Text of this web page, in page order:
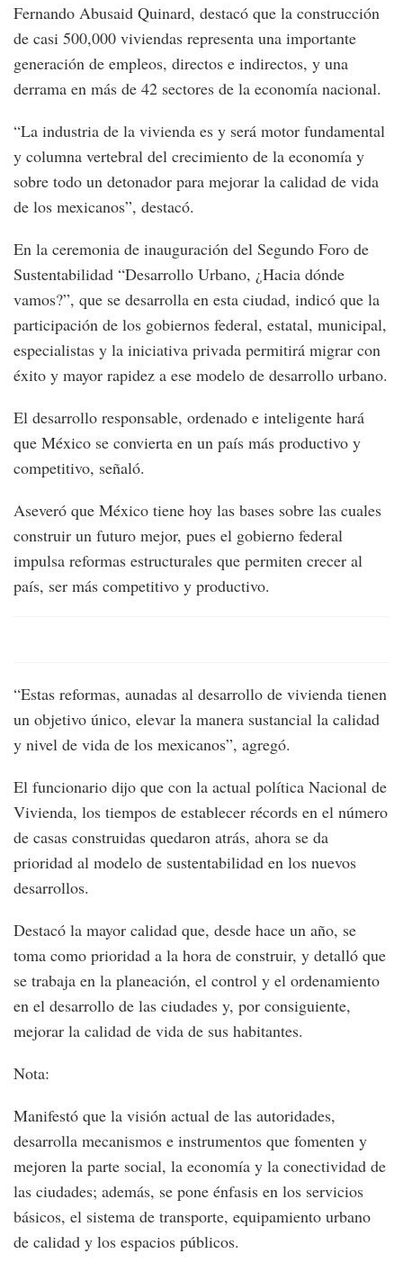
Fernando Abusaid Quinard, destacó que la construcción
de casi 500,000 viviendas representa una importante
generación de empleos, directos e indirectos, y una
derrama en más de 42 sectores de la economía nacional.
“La industria de la vivienda es y será motor fundamental
y columna vertebral del crecimiento de la economía y
sobre todo un detonador para mejorar la calidad de vida
de los mexicanos”, destacó.
En la ceremonia de inauguración del Segundo Foro de
Sustentabilidad “Desarrollo Urbano, ¿Hacia dónde
vamos?”, que se desarrolla en esta ciudad, indicó que la
participación de los gobiernos federal, estatal, municipal,
especialistas y la iniciativa privada permitirá migrar con
éxito y mayor rapidez a ese modelo de desarrollo urbano.
El desarrollo responsable, ordenado e inteligente hará
que México se convierta en un país más productivo y
competitivo, señaló.
Aseveró que México tiene hoy las bases sobre las cuales
construir un futuro mejor, pues el gobierno federal
impulsa reformas estructurales que permiten crecer al
país, ser más competitivo y productivo.
“Estas reformas, aunadas al desarrollo de vivienda tienen
un objetivo único, elevar la manera sustancial la calidad
y nivel de vida de los mexicanos”, agregó.
El funcionario dijo que con la actual política Nacional de
Vivienda, los tiempos de establecer récords en el número
de casas construidas quedaron atrás, ahora se da
prioridad al modelo de sustentabilidad en los nuevos
desarrollos.
Destacó la mayor calidad que, desde hace un año, se
toma como prioridad a la hora de construir, y detalló que
se trabaja en la planeación, el control y el ordenamiento
en el desarrollo de las ciudades y, por consiguiente,
mejorar la calidad de vida de sus habitantes.
Nota:
Manifestó que la visión actual de las autoridades,
desarrolla mecanismos e instrumentos que fomenten y
mejoren la parte social, la economía y la conectividad de
las ciudades; además, se pone énfasis en los servicios
básicos, el sistema de transporte, equipamiento urbano
de calidad y los espacios públicos.